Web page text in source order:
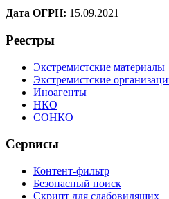
Дата ОГРН: 15.09.2021
Реестры
Экстремистские материалы
Экстремистские
Иноагенты
НКО
СОНКО
Сервисы
Контент-фильтр
Безопасный поиск
Скрипт для слабовидящих